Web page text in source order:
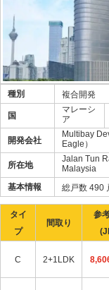
種別 複合開発
国
マレーシ
ア
開発会社
Multibay
Eagle）
所在地
Jalan Tun
Malaysia
基本情報
総戸数 490
タイ
プ
間取り
参
C 2+1LDK